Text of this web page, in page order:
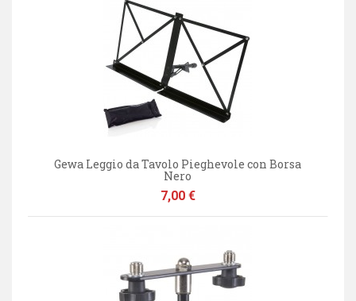
Gewa Leggio da Tavolo Pieghevole con Borsa
Nero
Prezzo
7,00 €